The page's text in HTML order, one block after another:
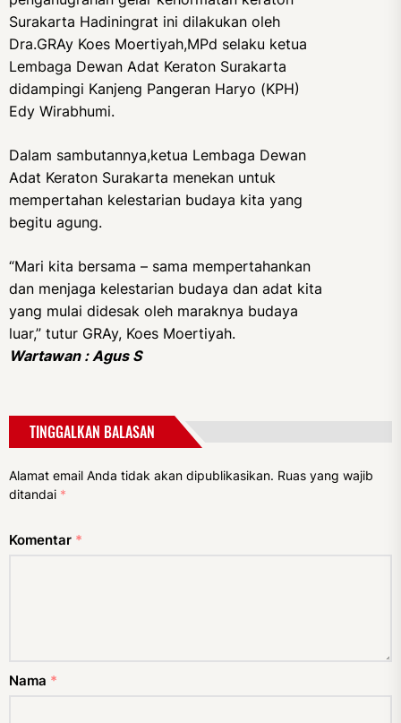
Surakarta Hadiningrat ini dilakukan oleh
Dra.GRAy Koes Moertiyah,MPd selaku ketua
Lembaga Dewan Adat Keraton Surakarta
didampingi Kanjeng Pangeran Haryo (KPH)
Edy Wirabhumi.
Dalam sambutannya,ketua Lembaga Dewan
Adat Keraton Surakarta menekan untuk
mempertahan kelestarian budaya kita yang
begitu agung.
“Mari kita bersama – sama mempertahankan
dan menjaga kelestarian budaya dan adat kita
yang mulai didesak oleh maraknya budaya
luar,” tutur GRAy, Koes Moertiyah.
Wartawan : Agus S
TINGGALKAN BALASAN
Alamat email Anda tidak akan dipublikasikan. Ruas yang wajib
ditandai *
Komentar *
Nama *